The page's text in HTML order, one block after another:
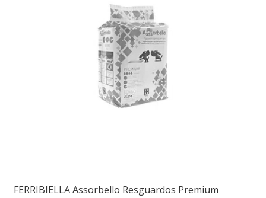
FERRIBIELLA Assorbello Resguardos Premium